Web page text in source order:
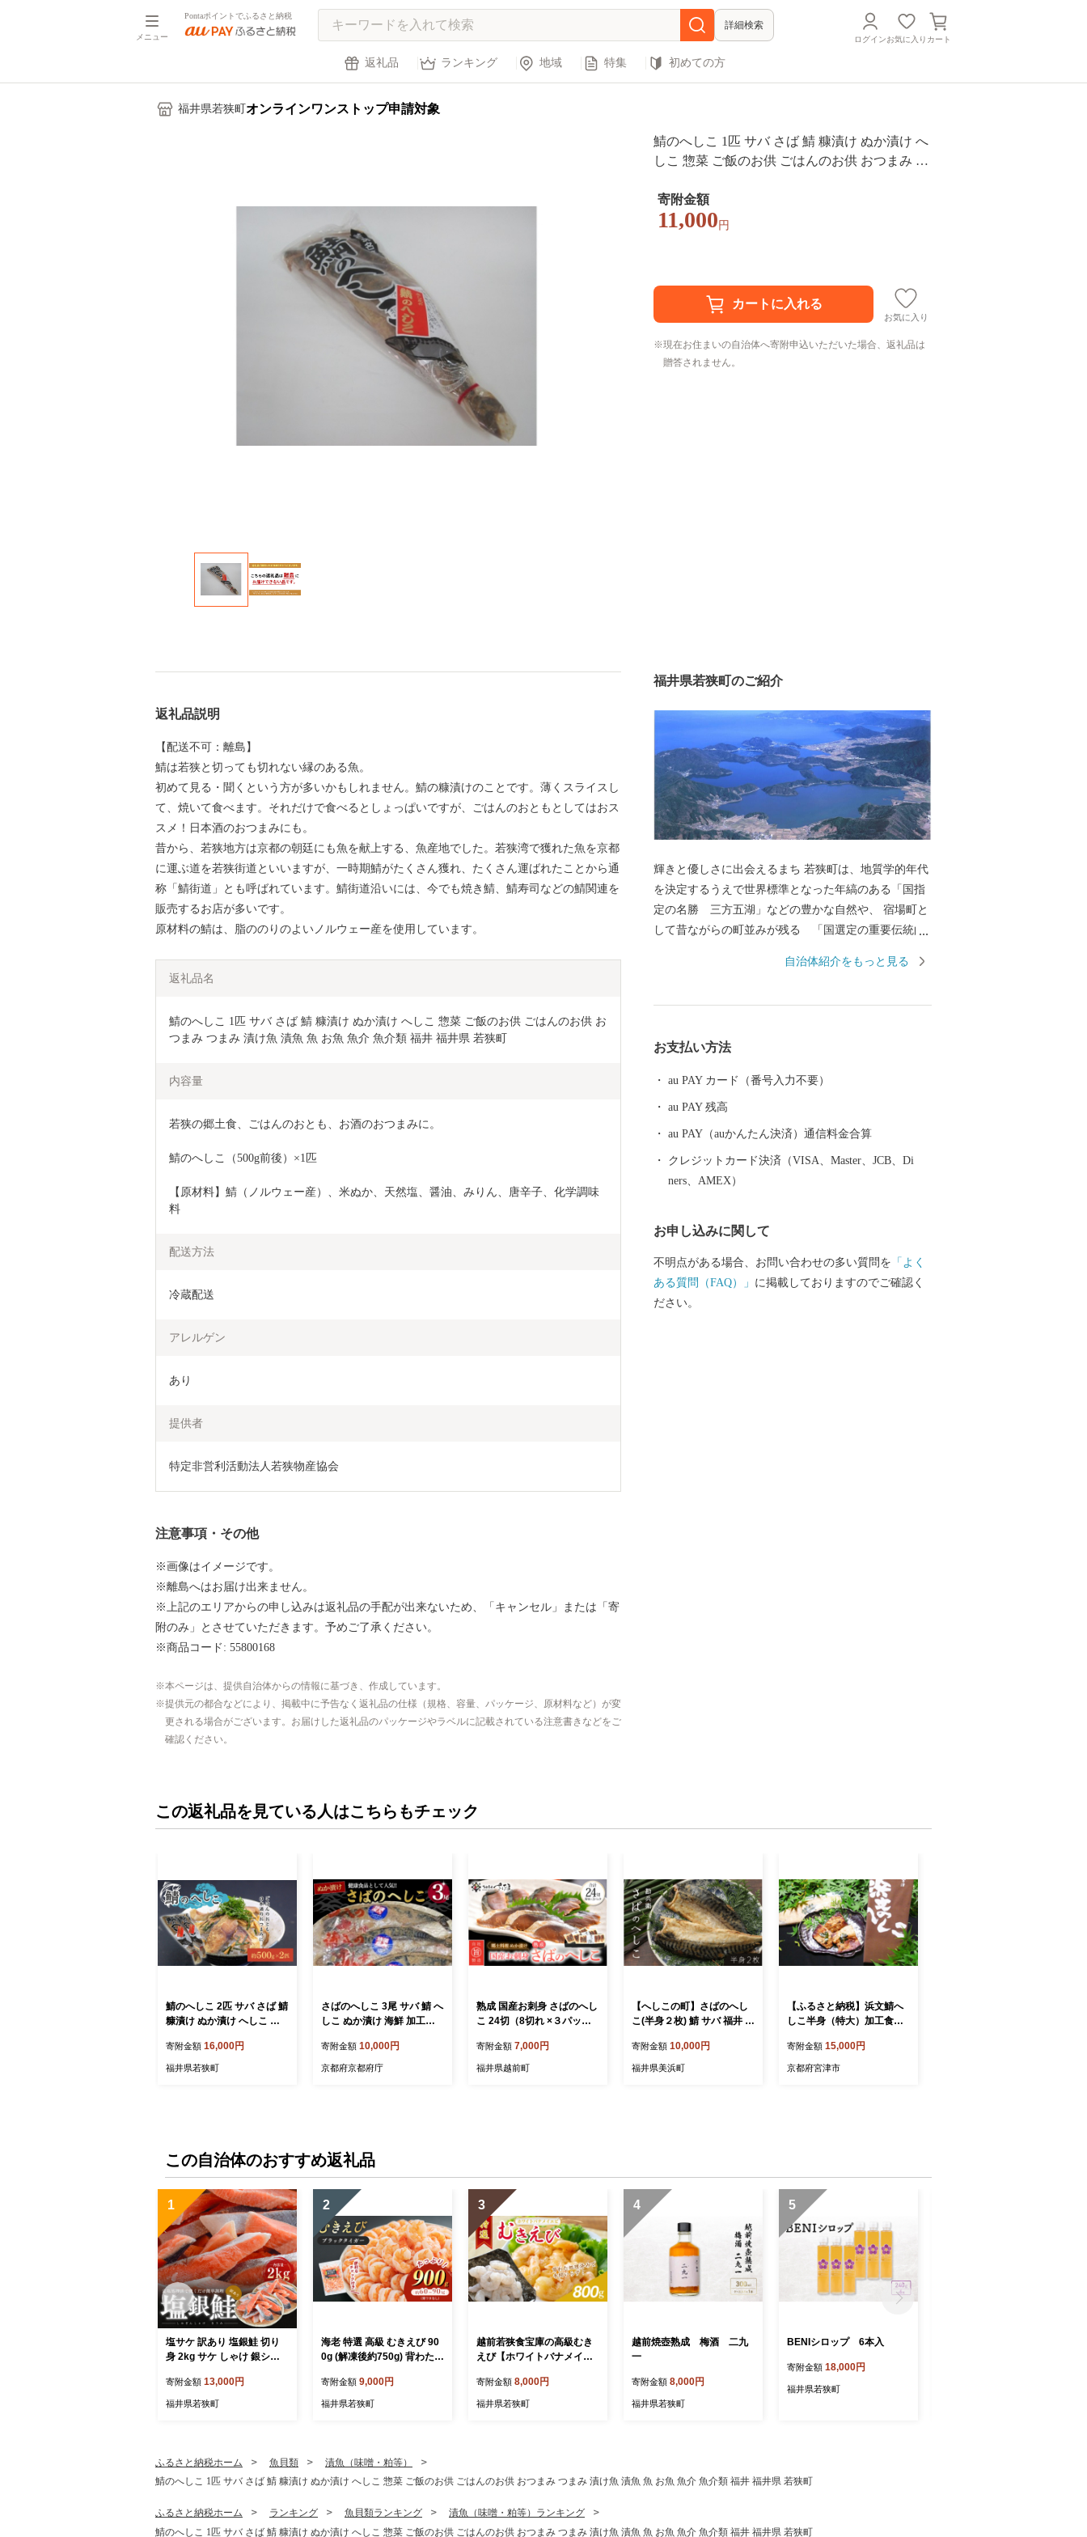
メニュー
Pontaポイントでふるさと納税
詳細検索
ログインお気に入り カート
返礼品 ランキング 地域 特集 初めての方
福井県若狭町 オンラインワンストップ申請対象
鯖のへしこ 1匹 サバ さば 鯖 糠漬け ぬか漬け へ
しこ 惣菜 ご飯のお供 ごはんのお供 おつまみ つ
県 若狭町
寄附金額
11,000 円
お気に入り
現在お住まいの自治体へ寄附申込いただいた場合、返礼品は
贈答されません。
返礼品説明
【配送不可：離島】
鯖は若狭と切っても切れない縁のある魚。
初めて見る・聞くという方が多いかもしれません。鯖の糠漬けのことです。薄くスライスし
て、焼いて食べます。それだけで食べるとしょっぱいですが、ごはんのおともとしてはおス
スメ！日本酒のおつまみにも。
昔から、若狭地方は京都の朝廷にも魚を献上する、魚産地でした。若狭湾で獲れた魚を京都
に運ぶ道を若狭街道といいますが、一時期鯖がたくさん獲れ、たくさん運ばれたことから通
称「鯖街道」とも呼ばれています。鯖街道沿いには、今でも焼き鯖、鯖寿司などの鯖関連を
販売するお店が多いです。
原材料の鯖は、脂ののりのよいノルウェー産を使用しています。
返礼品名
鯖のへしこ 1匹 サバ さば 鯖 糠漬け ぬか漬け へしこ 惣菜 ご飯のお供 ごはんのお供 お
つまみ つまみ 漬け魚 漬魚 魚 お魚 魚介 魚介類 福井 福井県 若狭町
内容量
若狭の郷土食、ごはんのおとも、お酒のおつまみに。
鯖のへしこ（500g前後）×1匹
【原材料】鯖（ノルウェー産）、米ぬか、天然塩、醤油、みりん、唐辛子、化学調味
料
配送方法
冷蔵配送
アレルゲン
あり
提供者
特定非営利活動法人若狭物産協会
注意事項・その他
※画像はイメージです。
※離島へはお届け出来ません。
※上記のエリアからの申し込みは返礼品の手配が出来ないため、「キャンセル」または「寄
附のみ」とさせていただきます。予めご了承ください。
※商品コード: 55800168
本ページは、提供自治体からの情報に基づき、作成しています。
提供元の都合などにより、掲載中に予告なく返礼品の仕様（規格、容量、パッケージ、原材料など）が変
更される場合がございます。お届けした返礼品のパッケージやラベルに記載されている注意書きなどをご
確認ください。
福井県若狭町のご紹介
輝きと優しさに出会えるまち 若狭町は、地質学的年代
を決定するうえで世界標準となった年縞のある「国指
定の名勝 三方五湖」などの豊かな自然や、 宿場町と
して昔ながらの町並みが残る 「国選定の重要伝統的
自然と歴史文化が薫る町です。 若狭町では、それら自
ます。ぜひ「ふるさと納税」制度を利用して、若狭町
を応援してください。
自治体紹介をもっと見る
お支払い方法
au PAY カード（番号入力不要）
au PAY 残高
au PAY（auかんたん決済）通信料金合算
クレジットカード決済（VISA、Master、JCB、Di
ners、AMEX）
お申し込みに関して
不明点がある場合、お問い合わせの多い質問を 「よく
ある質問（FAQ）」 に掲載しておりますのでご確認く
ださい。
この返礼品を見ている人はこちらもチェック
鯖のへしこ 2匹 サバ さば 鯖
糠漬け ぬか漬け へしこ 惣
おつまみ つまみ 漬け魚 漬
魚 魚 お魚 魚介 魚介類 福井
寄附金額 16,000円
福井県若狭町
さばのへしこ 3尾 サバ 鯖 へ
しこ ぬか漬け 海鮮 加工品
蓄 食 漬け 肉厚 山川商店 名
産 魚介 発酵 ぬか漬け おつ
寄附金額 10,000円
京都府京都府庁
熟成 国産お刺身 さばのへし
こ 24切（8切れ ×３パッ
ぬか漬け 糠漬け ヌカ漬け
ぬかづけ 発酵 海鮮 おつま
寄附金額 7,000円
福井県越前町
【へしこの町】さばのへし
こ(半身２枚) 鯖 サバ 福井 美
漬け 糠漬け 発酵 米麹 コシ
ヒカリ つまみ 酒の肴 珍味
寄附金額 10,000円
福井県美浜町
【ふるさと納税】浜文鯖へ
しこ半身（特大）加工食品
しこ 鯖 サバ 大きめ ご飯の
お供 ぬか漬け ぬか [№5716
寄附金額 15,000円
京都府宮津市
この自治体のおすすめ返礼品
1
塩サケ 訳あり 塩銀鮭 切り
身 2kg サケ しゃけ 銀シャ
魚
寄附金額 13,000円
福井県若狭町
2
海老 特選 高級 むきえび 90
0g (解凍後約750g) 背わたな
寄附金額 9,000円
福井県若狭町
3
越前若狭食宝庫の高級むき
えび【ホワイトバナメイエ
海老
寄附金額 8,000円
福井県若狭町
4
越前焼壺熟成 梅酒 二九
一
寄附金額 8,000円
福井県若狭町
5
BENIシロップ 6本入
寄附金額 18,000円
福井県若狭町
ふるさと納税ホーム 魚貝類
漬魚（味噌・粕等）
鯖のへしこ 1匹 サバ さば 鯖 糠漬け ぬか漬け へしこ 惣菜 ご飯のお供 ごはんのお供 おつまみ つまみ 漬け魚 漬魚 魚 お魚 魚介 魚介類 福井 福井県 若狭町
ふるさと納税ホーム ランキング 魚貝類ランキング
漬魚（味噌・粕等）ランキング
鯖のへしこ 1匹 サバ さば 鯖 糠漬け ぬか漬け へしこ 惣菜 ご飯のお供 ごはんのお供 おつまみ つまみ 漬け魚 漬魚 魚 お魚 魚介 魚介類 福井 福井県 若狭町